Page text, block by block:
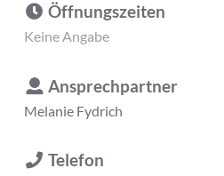
Öffnungszeiten
Keine Angabe
Ansprechpartner
Melanie Fydrich
Telefon